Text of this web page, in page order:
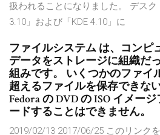
扱われることになりました。 デスク
3.10」および「KDE 4.10」に
ファイルシステム は、コンピ
データをストレージに組織だ
組みです。 いくつかのファイ
超えるファイルを保存できな
Fedora の DVD の ISO イメー
ードすることはできません。
2019/02/13 2017/06/25 このリンク